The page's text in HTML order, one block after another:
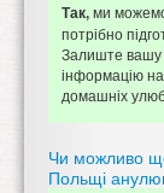
Так,ми
потрібно
Залиште вашу
інформацію
домашніх
Чи можливо
Польщі